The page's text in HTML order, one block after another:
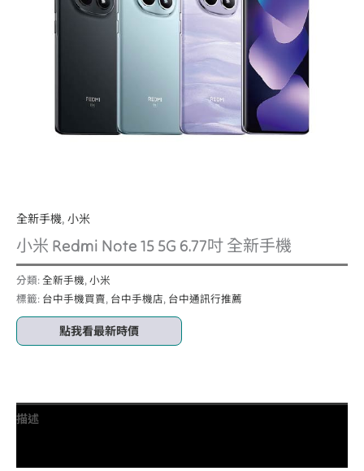
全新手機, 小米
小米 Redmi Note 15 5G 6.77吋 全新手機
分類: 全新手機, 小米
標籤: 台中手機買賣, 台中手機店, 台中通訊行推薦
點我看最新時價
描述